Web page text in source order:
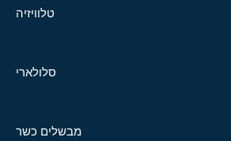
טלוויזיה
סלולארי
מבשלים כשר